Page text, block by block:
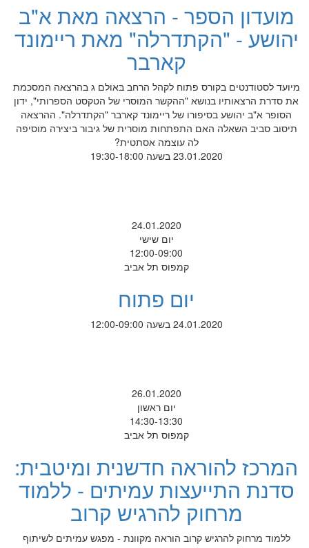
מועדון הספר - הרצאה מאת א"ב
יהושע - "הקתדרלה" מאת ריימונד
קארבר
מיועד לסטודנטים בקורס פתוח לקהל הרחב באולם ג בהרצאה המסכמת
את סדרת הרצאותיו בנושא "ההקשר המוסרי של הטקסט הספרותי", ידון
הסופר א"ב יהושע בסיפורו של ריימונד קארבר "הקתדרלה". ההרצאה
תיסוב סביב השאלה האם התפתחות מוסרית של גיבור ביצירה מוסיפה
לה עוצמה אסתטית?
23.01.2020 בשעה 19:30-18:00
24.01.2020
יום שישי
12:00-09:00
קמפוס תל אביב
יום פתוח
24.01.2020 בשעה 12:00-09:00
26.01.2020
יום ראשון
14:30-13:30
קמפוס תל אביב
המרכז להוראה חדשנית ומיטבית:
סדנת התייעצות עמיתים - ללמוד
מרחוק להרגיש קרוב
ללמוד מרחוק להרגיש קרוב הוראה מקוונת - מפגש עמיתים לשיתוף